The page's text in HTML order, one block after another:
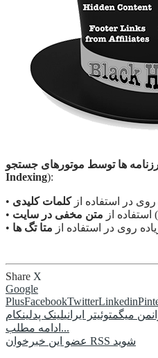
ها توسط موتورهای جستجو
Indexing):
روی در استفاده ازکلمات کلیدی
• استفاده از متن مخفی در سایت
زیاده روی در استفاده از متا تگ ها
Share X
Google
PlusFacebookTwitterLinkedin
من میگمتوئیتر ایرانیلینک پدلینکام
ادامه مطلب...
عضو این خبرخوان RSS شوید